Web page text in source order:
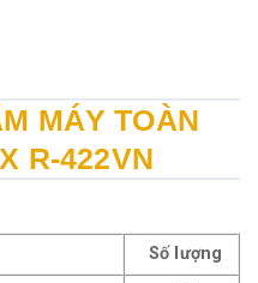
MÁY TOÀN
R-422VN
Số lượng